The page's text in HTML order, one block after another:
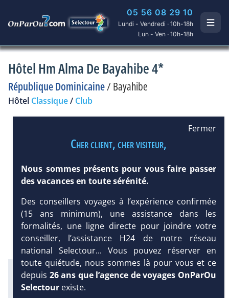
05 56 08 29 10
Lundi - Vendredi · 10h-18h
Lun - Ven · 10h-18h
Hôtel Hm Alma De Bayahibe 4*
République Dominicaine/Bayahibe
Hôtel Classique/ Club
Excursions en petit comité avec
notre partenaire Dominican
Attitude
Fermer
Cher client, cher visiteur,
Nous sommes présents pour vous faire passer
des vacances en toute sérénité.
Des conseillers voyages à l’expérience confirmée
(15 ans minimum), une assistance dans les
formalités, une ligne directe pour joindre votre
conseiller, l’assistance H24 de notre réseau
national Selectour... Vous pouvez réserver en
toute quiétude, nous sommes là pour vous et ce
depuis 26 ans que l’agence de voyages OnParOu
Selectour existe.